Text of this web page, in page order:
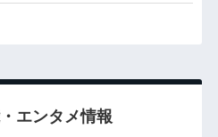
エンタメ情報